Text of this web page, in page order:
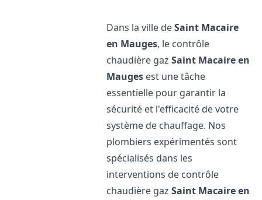
Dans la ville deSaint Macaire
en Mauges, le contrôle
chaudière gazSaint Macaire en
Mauges est une tâche
essentielle pour garantir la
sécurité et l'efficacité de votre
système de chauffage. Nos
plombiers expérimentés sont
spécialisés dans les
interventions de contrôle
chaudière gazSaint Macaire en